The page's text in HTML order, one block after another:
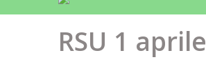
RSU 1